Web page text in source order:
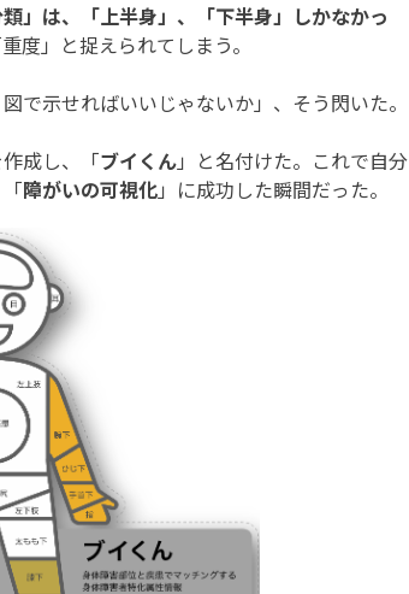
」は、「上半身」、「下半身」しかなかっ
度」と捉えられてしまう。
で示せればいいじゃないか」、そう閃いた。
成し、「ブイくん」と名付けた。これで自分
障がいの可視化」に成功した瞬間だった。